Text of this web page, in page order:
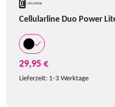
Cellularline Duo Power
29,95 €
Lieferzeit: 1-3 Werktage